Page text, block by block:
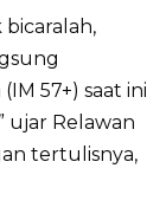
57+) saat ini
ujar Relawan
tertulisnya,